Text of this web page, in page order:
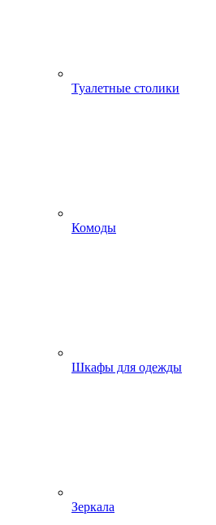
Туалетные столики
Комоды
Шкафы для одежды
Зеркала